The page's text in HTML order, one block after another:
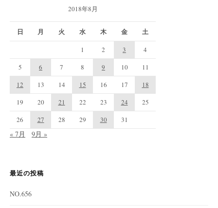
2018年8月
日 月 火 水 木 金 土
1 2 3
4
5
6 7 8 9 10
11
12
13 14 15 16 17
18
19
20 21 22 23 24
25
26
27 28 29 30 31
« 7月 9月 »
最近の投稿
NO.656